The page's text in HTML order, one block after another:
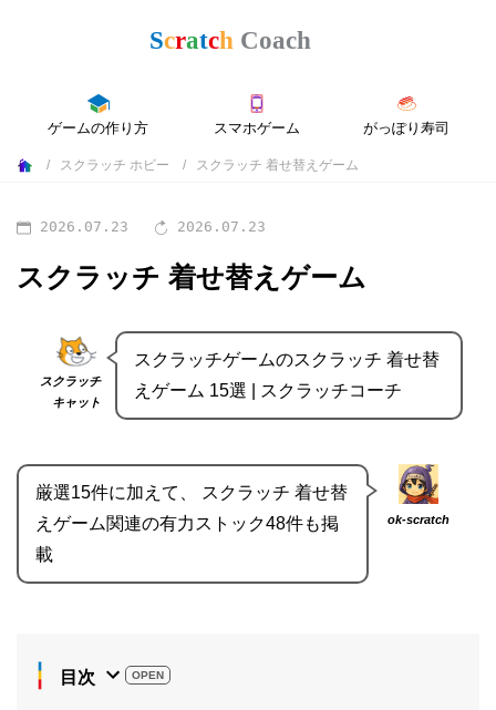
ゲームの作り方 スマホゲーム がっぽり寿司
スクラッチ ホビー スクラッチ 着せ替えゲーム
2026.07.23 2026.07.23
スクラッチ 着せ替えゲーム
スクラッチ
キャット
スクラッチゲームのスクラッチ 着せ替
えゲーム 15選 | スクラッチコーチ
ok-scratch
厳選15件に加えて、 スクラッチ 着せ替
えゲーム関連の有力ストック48件も掲
載
目次